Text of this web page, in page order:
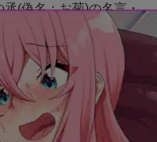
(偽名：お菊)の名言・